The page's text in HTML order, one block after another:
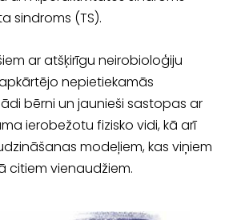
sindroms (TS).
ar atšķirīgu neirobioloģiju
nepietiekamās
bērni un jaunieši sastopas ar
ierobežotu fizisko vidi, kā arī
modeļiem, kas viņiem
citiem vienaudžiem.